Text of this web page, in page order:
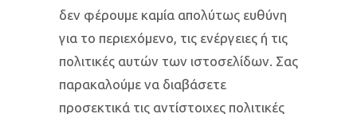
δεν φέρουμε καμία απολύτως ευθύνη
για το περιεχόμενο, τις ενέργειες ή τις
πολιτικές αυτών των ιστοσελίδων. Σας
παρακαλούμε να διαβάσετε
προσεκτικά τις αντίστοιχες πολιτικές